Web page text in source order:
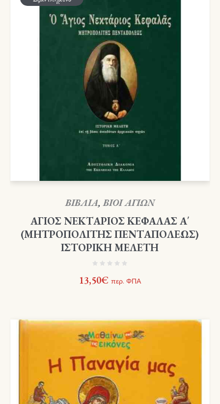
ΒΙΒΛΙΑ,ΒΙΟΙ ΑΓΙΩΝ
ΑΓΙΟΣ ΝΕΚΤΑΡΙΟΣ ΚΕΦΑΛΑΣ Α΄
(ΜΗΤΡΟΠΟΛΙΤΗΣ ΠΕΝΤΑΠΟΛΕΩΣ)
ΙΣΤΟΡΙΚΗ ΜΕΛΕΤΗ
13,50€ περ. ΦΠΑ